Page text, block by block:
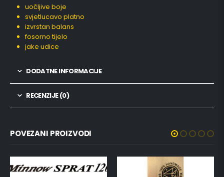
uočljive boje
svjetlucavo platno
izvrstan balans
fosorno tijelo
jake udice
DODATNE INFORMACIJE
RECENZIJE (0)
POVEZANI PROIZVODI